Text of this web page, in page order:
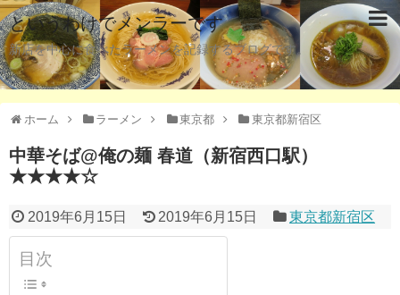
というわけでメンラーです
新店を中心に食べたラーメンを記録するブログです。
ホーム ラーメン 東京都 東京都新宿区
中華そば@俺の麺 春道（新宿西口駅）
★★★★☆
2019年6月15日 2019年6月15日 東京都新宿区
目次